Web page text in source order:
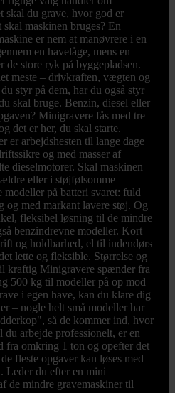
skal du grave, hvor god er
maskinen bruges? En
er nem at manøvrere i en
en havelåge, mens en
de store ryk på byggepladsen.
meste – drivkraften, vægten og
styr på dem, har du også styr
skal bruge. Benzin, diesel eller
Minigravere fås med tre
det er her, du skal starte.
er arbejdshesten til lange dage
og med masser af
dieselmotorer. Skal maskinen
eller i støjfølsomme
modeller på batteri svaret: fuld
og med markant lavere støj. Og
fleksibel løsning til de mindre
benzindrevne modeller. Kort
og holdbarhed, el til indendørs
lette og fleksible. Størrelse og
kraftig Minigravere spænder fra
500 kg til modeller på op mod
i egen have, kan du klare dig
– nogle helt små modeller har
så de kommer ind, hvor
du arbejde professionelt, er en
fra omkring 1 ton og opefter det
fleste opgaver kan løses med
Leder du efter en mini
de mindre gravemaskiner til